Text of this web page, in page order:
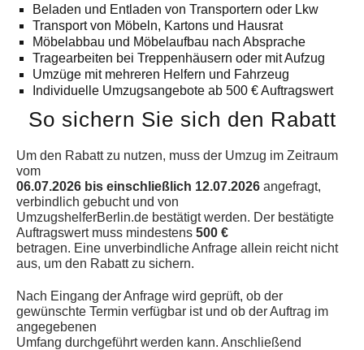
Beladen und Entladen von Transportern oder Lkw
Transport von Möbeln, Kartons und Hausrat
Möbelabbau und Möbelaufbau nach Absprache
Tragearbeiten bei Treppenhäusern oder mit Aufzug
Umzüge mit mehreren Helfern und Fahrzeug
Individuelle Umzugsangebote ab 500 € Auftragswert
So sichern Sie sich den Rabatt
Um den Rabatt zu nutzen, muss der Umzug im Zeitraum
vom
06.07.2026 bis einschließlich 12.07.2026 angefragt,
verbindlich gebucht und von
UmzugshelferBerlin.de bestätigt werden. Der bestätigte
Auftragswert muss mindestens 500 €
betragen. Eine unverbindliche Anfrage allein reicht nicht
aus, um den Rabatt zu sichern.
Nach Eingang der Anfrage wird geprüft, ob der
gewünschte Termin verfügbar ist und ob der Auftrag im
angegebenen
Umfang durchgeführt werden kann. Anschließend